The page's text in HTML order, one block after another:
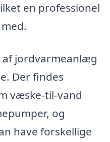
en professionel
af jordvarmeanlæg
Der findes
væske-til-vand
og
have forskellige